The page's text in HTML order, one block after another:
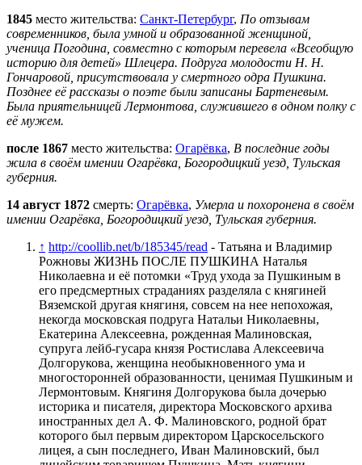
1845 место жительства: Санкт-Петербург, По отзывам
современников, была умной и образованной женщиной,
ученица Погодина, совместно с которым перевела «Всеобщую
историю для детей» Шлецера. Подруга молодости Н. Н.
Гончаровой, присутствовала у смертного одра Пушкина.
Позднее её рассказы о поэте были записаны Бартеневым.
Была приятельницей Лермонтова, служившего в одном полку с
её мужем.
после 1867 место жительства: Огарёвка, В последние годы
жила в своём имении Огарёвка, Богородицкий уезд, Тульская
губерния.
14 август 1872 смерть: Огарёвка, Умерла и похоронена в своём
имении Огарёвка, Богородицкий уезд, Тульская губерния.
↑ http://coollib.net/b/185345/read - Татьяна и Владимир
Рожновы ЖИЗНЬ ПОСЛЕ ПУШКИНА Наталья
Николаевна и её потомки «Труд ухода за Пушкиным в
его предсмертных страданиях разделяла с княгиней
Вяземской другая княгиня, совсем на нее непохожая,
некогда московская подруга Натальи Николаевны,
Екатерина Алексеевна, рожденная Малиновская,
супруга лейб-гусара князя Ростислава Алексеевича
Долгорукова, женщина необыкновенного ума и
многосторонней образованности, ценимая Пушкиным и
Лермонтовым. Княгиня Долгорукова была дочерью
историка и писателя, директора Московского архива
иностранных дел А. Ф. Малиновского, родной брат
которого был первым директором Царскосельского
лицея, а сын последнего, Иван Малиновский, был